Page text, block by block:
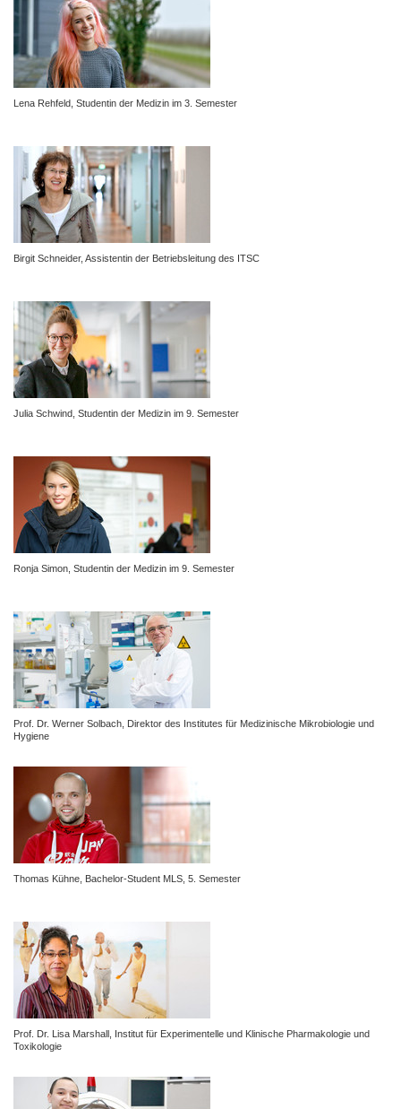
Lena Rehfeld, Studentin der Medizin im 3. Semester
Birgit Schneider, Assistentin der Betriebsleitung des ITSC
Julia Schwind, Studentin der Medizin im 9. Semester
Ronja Simon, Studentin der Medizin im 9. Semester
Prof. Dr. Werner Solbach, Direktor des Institutes für Medizinische Mikrobiologie und
Hygiene
Thomas Kühne, Bachelor-Student MLS, 5. Semester
Prof. Dr. Lisa Marshall, Institut für Experimentelle und Klinische Pharmakologie und
Toxikologie